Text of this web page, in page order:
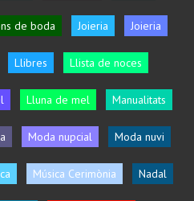
de boda Joieria Joieria
Llibres Llista de noces
Lluna de mel Manualitats
Moda nupcial Moda nuvi
Música Cerimònia Nadal